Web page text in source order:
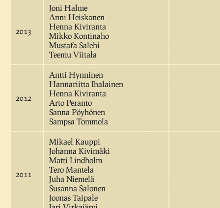
2013
Joni Halme
Anni Heiskanen
Henna Kiviranta
Mikko Kontinaho
Mustafa Salehi
Teemu Viitala
2012
Antti Hynninen
Hannariitta Ihalainen
Henna Kiviranta
Arto Peranto
Sanna Pöyhönen
Sampsa Tommola
2011
Mikael Kauppi
Johanna Kivimäki
Matti Lindholm
Tero Mantela
Juha Niemelä
Susanna Salonen
Joonas Taipale